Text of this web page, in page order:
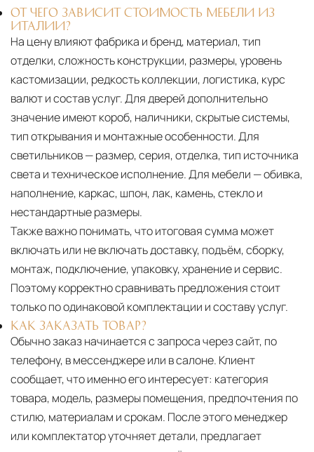
ОТ ЧЕГО ЗАВИСИТ СТОИМОСТЬ МЕБЕЛИ ИЗ
ИТАЛИИ?
На цену влияют фабрика и бренд, материал, тип
отделки, сложность конструкции, размеры, уровень
кастомизации, редкость коллекции, логистика, курс
валют и состав услуг. Для дверей дополнительно
значение имеют короб, наличники, скрытые системы,
тип открывания и монтажные особенности. Для
светильников — размер, серия, отделка, тип источника
света и техническое исполнение. Для мебели — обивка,
наполнение, каркас, шпон, лак, камень, стекло и
нестандартные размеры.
Также важно понимать, что итоговая сумма может
включать или не включать доставку, подъём, сборку,
монтаж, подключение, упаковку, хранение и сервис.
Поэтому корректно сравнивать предложения стоит
только по одинаковой комплектации и составу услуг.
КАК ЗАКАЗАТЬ ТОВАР?
Обычно заказ начинается с запроса через сайт, по
телефону, в мессенджере или в салоне. Клиент
сообщает, что именно его интересует: категория
товара, модель, размеры помещения, предпочтения по
стилю, материалам и срокам. После этого менеджер
или комплектатор уточняет детали, предлагает